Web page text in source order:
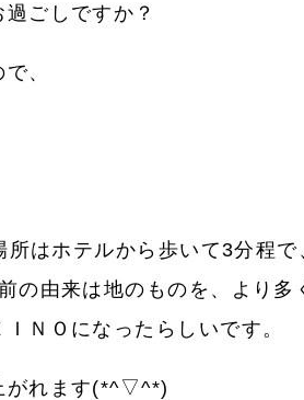
ごしですか？
、
はホテルから歩いて3分程
の由来は地のものを、より多
ＮＯになったらしいです。
がれます(*^▽^*)